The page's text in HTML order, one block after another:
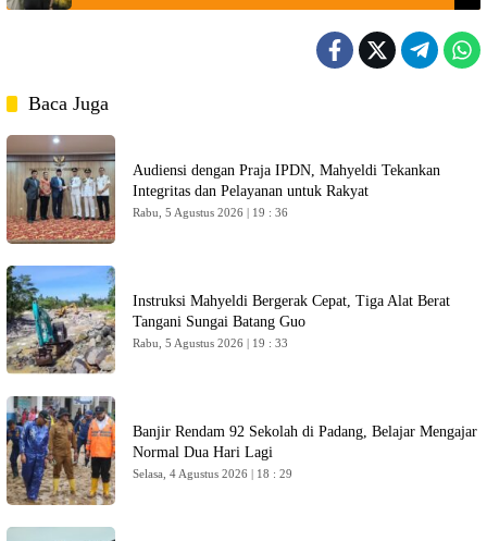
Baca Juga
Audiensi dengan Praja IPDN, Mahyeldi Tekankan
Integritas dan Pelayanan untuk Rakyat
Rabu, 5 Agustus 2026 | 19 : 36
Instruksi Mahyeldi Bergerak Cepat, Tiga Alat Berat
Tangani Sungai Batang Guo
Rabu, 5 Agustus 2026 | 19 : 33
Banjir Rendam 92 Sekolah di Padang, Belajar Mengajar
Normal Dua Hari Lagi
Selasa, 4 Agustus 2026 | 18 : 29